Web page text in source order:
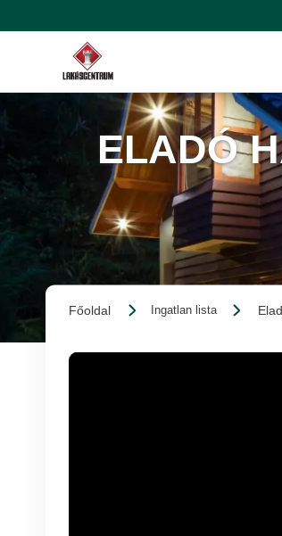
ELADÓ
Főoldal Ingatlan lista